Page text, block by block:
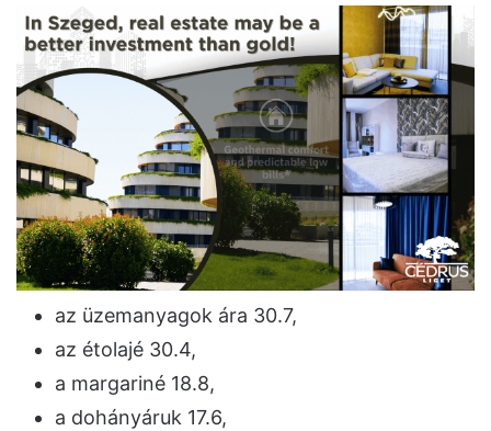
az üzemanyagok ára 30.7,
az étolajé 30.4,
a margariné 18.8,
a dohányáruk 17.6,